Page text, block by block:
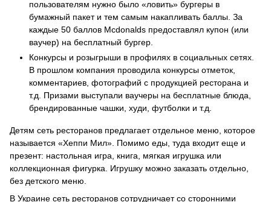
пользователям нужно было «ловить» бургеры в
бумажный пакет и тем самым накапливать баллы. За
каждые 50 баллов Mcdonalds предоставлял купон (или
ваучер) на бесплатный бургер.
Конкурсы и розыгрыши в профилях в социальных сетях.
В прошлом компания проводила конкурсы отметок,
комментариев, фотографий с продукцией ресторана и
т.д. Призами выступали ваучеры на бесплатные блюда,
брендированные чашки, худи, футболки и т.д.
Детям сеть ресторанов предлагает отдельное меню, которое
называется «Хеппи Мил». Помимо еды, туда входит еще и
презент: настольная игра, книга, мягкая игрушка или
коллекционная фигурка. Игрушку можно заказать отдельно,
без детского меню.
В Украине сеть ресторанов сотрудничает со сторонними